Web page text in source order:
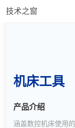
技术之窗
机床工具
产品介绍
涵盖数控机床使用